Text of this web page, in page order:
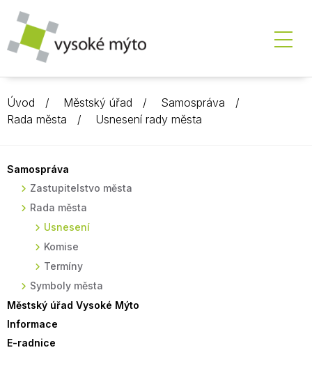
Úvod Městský úřad
Samospráva
Rada města
Usnesení rady města
Samospráva
Zastupitelstvo města
Rada města
Usnesení
Komise
Termíny
Symboly města
Městský úřad Vysoké Mýto
Informace
E-radnice